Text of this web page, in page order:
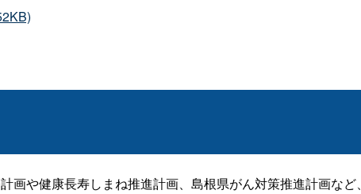
画や健康長寿しまね推進計画、島根県がん対策推進計画など、